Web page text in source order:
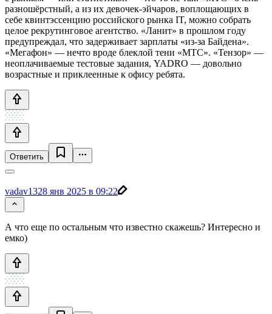
разношёрстный, а из их девочек-эйчаров, воплощающих в
себе квинтэссенцию российского рынка IT, можно собрать
целое рекрутинговое агентство. «Ланит» в прошлом году
предупреждал, что задерживает зарплаты «из-за Байдена».
«Мегафон» — нечто вроде блеклой тени «МТС». «Тензор» —
неоплачиваемые тестовые задания, YADRO — довольно
возрастные и приклеенные к офису ребята.
Ответить
vadav1328 янв 2025 в 09:22
А что еще по остальным что известно скажешь? Интересно и
емко)